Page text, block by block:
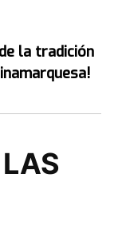
la tradición